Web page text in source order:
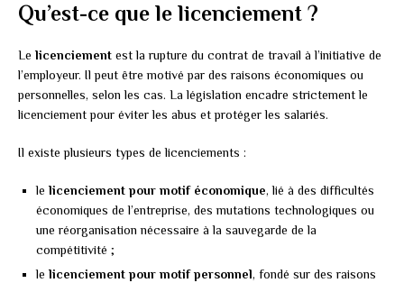
Qu’est-ce que le licenciement ?
Le licenciement est la rupture du contrat de travail à l’initiative de
l’employeur. Il peut être motivé par des raisons économiques ou
personnelles, selon les cas. La législation encadre strictement le
licenciement pour éviter les abus et protéger les salariés.
Il existe plusieurs types de licenciements :
le licenciement pour motif économique, lié à des difficultés
économiques de l’entreprise, des mutations technologiques ou
une réorganisation nécessaire à la sauvegarde de la
compétitivité ;
le licenciement pour motif personnel, fondé sur des raisons